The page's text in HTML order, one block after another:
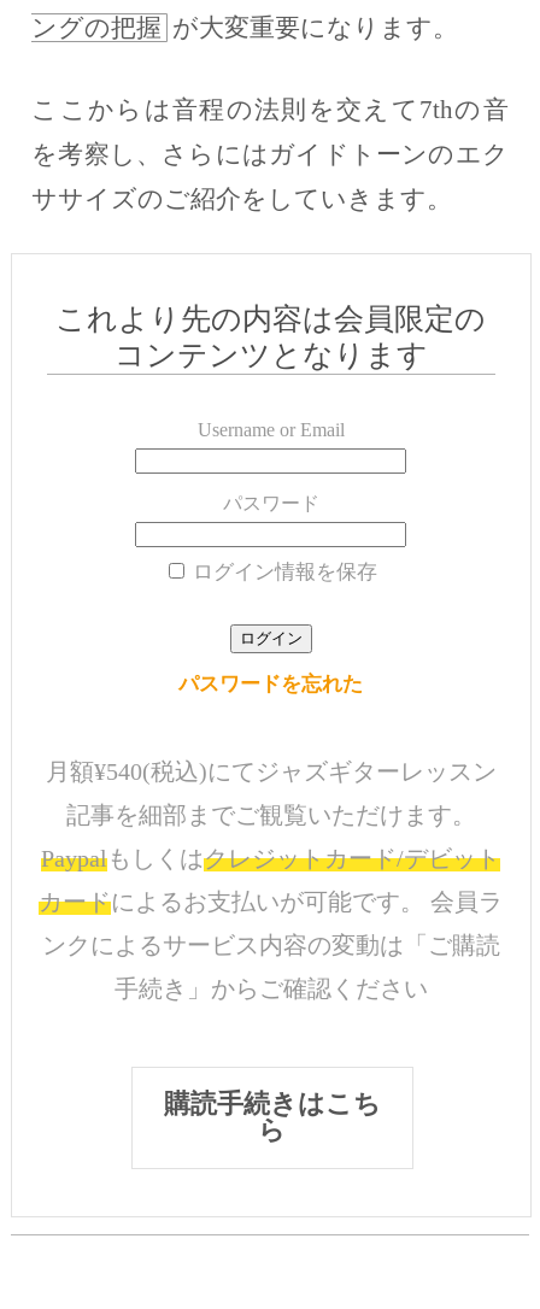
ー
ー
ングの把握 が大変重要になります。
ここからは音程の法則を交えて7thの音
を考察し、さらにはガイドトーンのエク
ササイズのご紹介をしていきます。
これより先の内容は会員限定の
コンテンツとなります
Username or Email
パスワード
ログイン情報を保存
パスワードを忘れた
月額¥540(税込)にてジャズギターレッスン
記事を細部までご観覧いただけます。
Paypalもしくはクレジットカード/デビット
カードによるお支払いが可能です。 会員ラ
ンクによるサービス内容の変動は「ご購読
手続き」からご確認ください
購読手続きはこち
ら